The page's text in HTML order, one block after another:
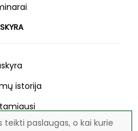
paslaugas, o kai kurie
istorija